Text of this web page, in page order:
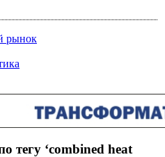
рынок
тегу ‘combined heat